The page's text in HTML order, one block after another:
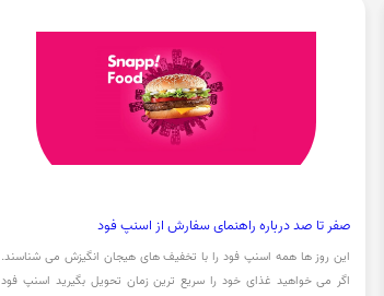
صفر تا صد درباره راهنمای سفارش از اسنپ فود
این روز ها همه اسنپ فود را با تخفیف های هیجان انگیزش می شناسند.
اگر می خواهید غذای خود را سریع ترین زمان تحویل بگیرید اسنپ فود